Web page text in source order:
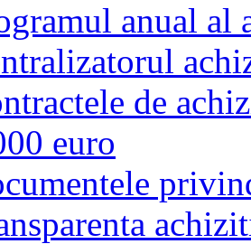
anual
de
euro